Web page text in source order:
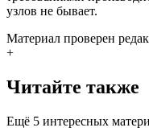
узлов не бывает.
Материал проверен
+
Читайте также
Ещё 5 интересных